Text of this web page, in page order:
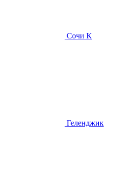
Сочи К
Геленджик